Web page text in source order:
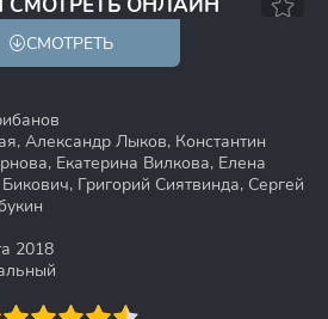
СМОТРЕТЬ
Александр Лыков, Константин
Екатерина Вилкова, Елена
Григорий Сиятвинда, Сергей
2018